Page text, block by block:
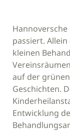
passiert.
kleinen
auf der
Geschichten.
Entwicklung